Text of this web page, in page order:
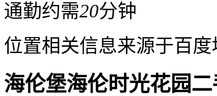
通勤约需20分钟
位置相关信息来源于百
海伦堡海伦时光花园